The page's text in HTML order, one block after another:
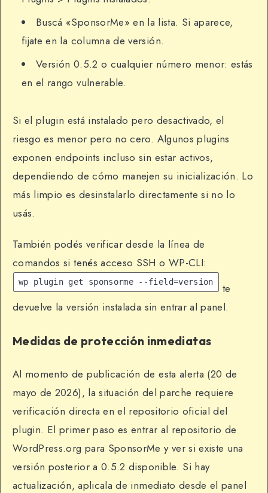
Buscá «SponsorMe» en la lista. Si aparece,
fijate en la columna de versión.
Versión 0.5.2 o cualquier número menor: estás
en el rango vulnerable.
Si el plugin está instalado pero desactivado, el
riesgo es menor pero no cero. Algunos plugins
exponen endpoints incluso sin estar activos,
dependiendo de cómo manejen su inicialización. Lo
más limpio es desinstalarlo directamente si no lo
usás.
También podés verificar desde la línea de
comandos si tenés acceso SSH o WP-CLI:
wp plugin get sponsorme --field=version
te
devuelve la versión instalada sin entrar al panel.
Medidas de protección inmediatas
Al momento de publicación de esta alerta (20 de
mayo de 2026), la situación del parche requiere
verificación directa en el repositorio oficial del
plugin. El primer paso es entrar al repositorio de
WordPress.org para SponsorMe y ver si existe una
versión posterior a 0.5.2 disponible. Si hay
actualización, aplicala de inmediato desde el panel